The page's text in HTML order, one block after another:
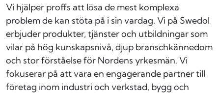
Vi hjälper proffs att lösa de mest komplexa
problem de kan stöta på i sin vardag. Vi på Swedol
erbjuder produkter, tjänster och utbildningar som
vilar på hög kunskapsnivå, djup branschkännedom
och stor förståelse för Nordens yrkesmän. Vi
fokuserar på att vara en engagerande partner till
företag inom industri och verkstad, bygg och